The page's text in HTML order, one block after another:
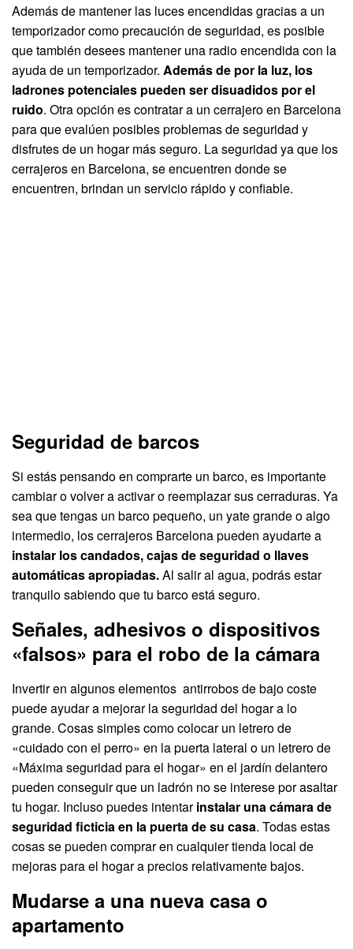
Además de mantener las luces encendidas gracias a un
temporizador como precaución de seguridad, es posible
que también desees mantener una radio encendida con la
ayuda de un temporizador. Además de por la luz, los
ladrones potenciales pueden ser disuadidos por el
ruido. Otra opción es contratar a un cerrajero en Barcelona
para que evalúen posibles problemas de seguridad y
disfrutes de un hogar más seguro. La seguridad ya que los
cerrajeros en Barcelona, se encuentren donde se
encuentren, brindan un servicio rápido y confiable.
Seguridad de barcos
Si estás pensando en comprarte un barco, es importante
cambiar o volver a activar o reemplazar sus cerraduras. Ya
sea que tengas un barco pequeño, un yate grande o algo
intermedio, los cerrajeros Barcelona pueden ayudarte a
instalar los candados, cajas de seguridad o llaves
automáticas apropiadas.Al salir al agua, podrás estar
tranquilo sabiendo que tu barco está seguro.
Señales, adhesivos o dispositivos
«falsos» para el robo de la cámara
Invertir en algunos elementos antirrobos de bajo coste
puede ayudar a mejorar la seguridad del hogar a lo
grande. Cosas simples como colocar un letrero de
«cuidado con el perro» en la puerta lateral o un letrero de
«Máxima seguridad para el hogar» en el jardín delantero
pueden conseguir que un ladrón no se interese por asaltar
tu hogar. Incluso puedes intentarinstalar una cámara de
seguridad ficticia en la puerta de su casa. Todas estas
cosas se pueden comprar en cualquier tienda local de
mejoras para el hogar a precios relativamente bajos.
Mudarse a una nueva casa o
apartamento